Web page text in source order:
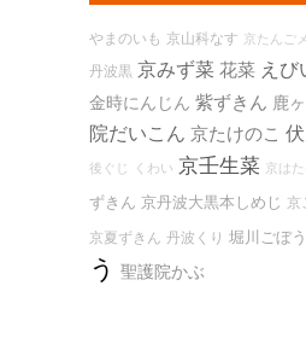
やまのいも 京山科なす 京たんご
丹波黒 京みず菜 花菜 えび
金時にんじん 紫ずきん 鹿
院だいこん 京たけのこ
後ぐじ くわい 京壬生菜 京は
ずきん 京丹波大黒本しめじ 京
京夏ずきん 丹波くり 堀川ごぼう
う
聖護院かぶ